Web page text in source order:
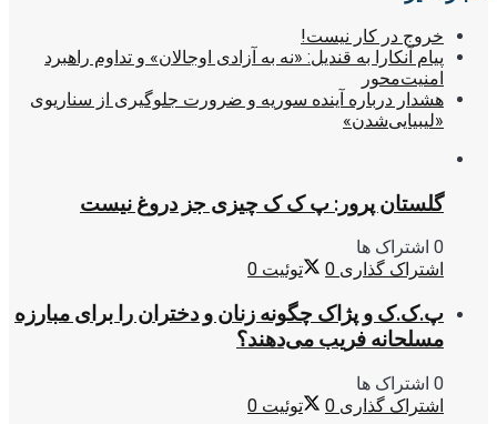
خروج در کار نیست!
پیام آنکارا به قندیل: «نه به آزادی اوجالان» و تداوم راهبرد
امنیت‌محور
هشدار درباره آینده سوریه و ضرورت جلوگیری از سناریوی
«لیبیایی‌شدن»
گلستان پرور: پ ک ک چیزی جز دروغ نیست
0 اشتراک ها
اشتراک گذاری 0 توئیت 0
پ.ک.ک و پژاک چگونه زنان و دختران را برای مبارزه
مسلحانه فریب می‌دهند؟
0 اشتراک ها
اشتراک گذاری 0 توئیت 0